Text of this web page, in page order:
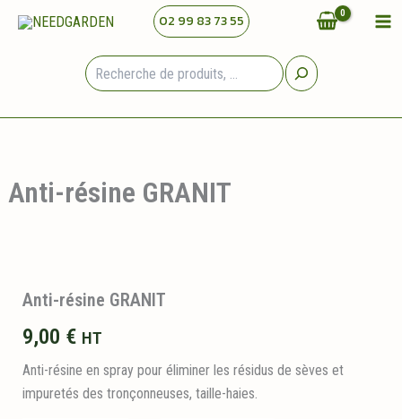
02 99 83 73 55
Anti-résine GRANIT
Anti-résine GRANIT
9,00 € HT
Anti-résine en spray pour éliminer les résidus de sèves et
impuretés des tronçonneuses, taille-haies.